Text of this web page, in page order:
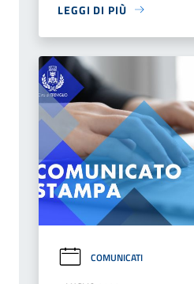
LEGGI DI PIÙ
COMUNICATI